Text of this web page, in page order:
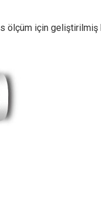
ölçüm için